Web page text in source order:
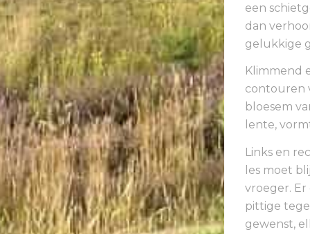
een
dan
gelukkige
Klimmend
contouren
bloesem
lente,
Links en
les moet
vroeger.
pittige
gewenst,